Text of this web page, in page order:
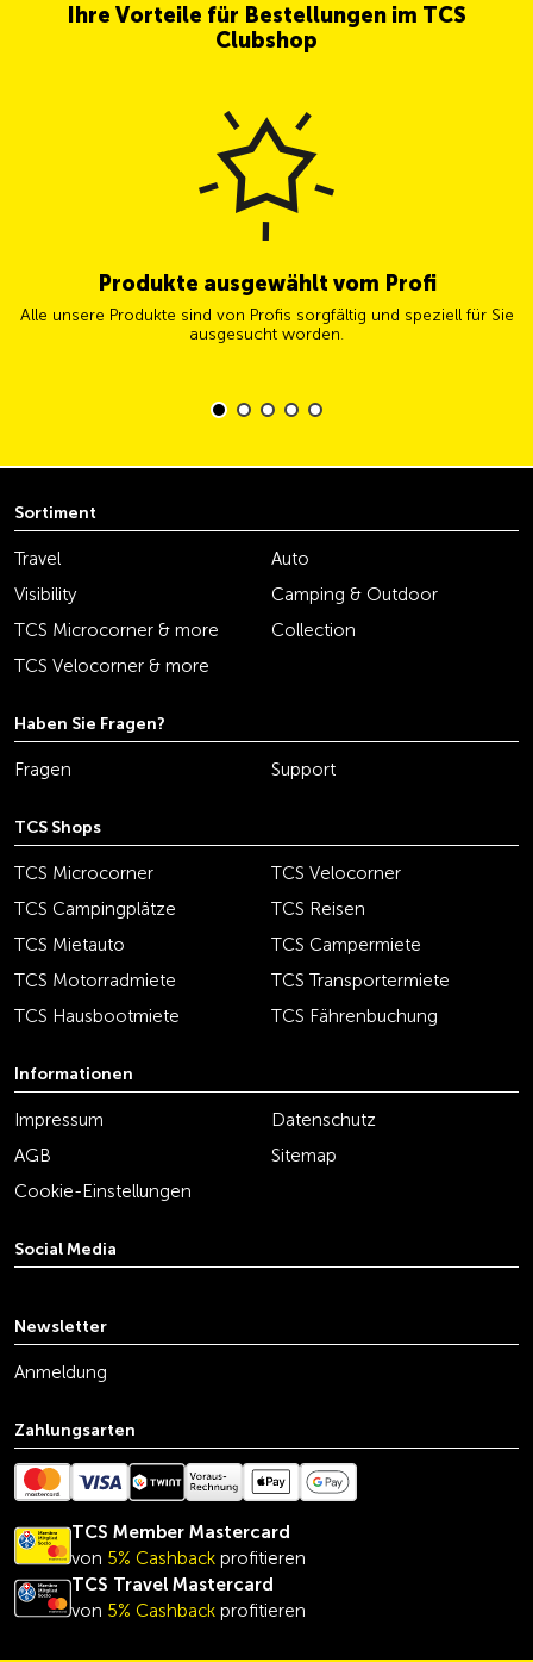
Ihre Vorteile für Bestellungen im TCS
Clubshop
Produkte ausgewählt vom Profi
Alle unsere Produkte sind von Profis sorgfältig und speziell für Sie
ausgesucht worden.
Sortiment
Travel
Auto
Visibility
Camping & Outdoor
TCS Microcorner & more
Collection
TCS Velocorner & more
Haben Sie Fragen?
Fragen Support
TCS Shops
TCS Microcorner
TCS Velocorner
TCS Campingplätze
TCS Reisen
TCS Mietauto
TCS Campermiete
TCS Motorradmiete
TCS Transportermiete
TCS Hausbootmiete
TCS Fährenbuchung
Informationen
Impressum
Datenschutz
AGB
Sitemap
Cookie-Einstellungen
Social Media
Newsletter
Anmeldung
Zahlungsarten
TCS Member Mastercard
von 5% Cashback profitieren
TCS Travel Mastercard
von 5% Cashback profitieren